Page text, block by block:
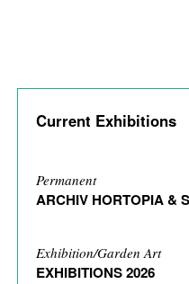
Current Exhibitions
Permanent
ARCHIV HORTOPIA &
Exhibition/Garden Art
EXHIBITIONS 2026